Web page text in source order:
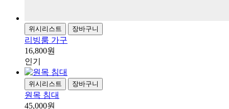
위시리스트 장바구니
리빙룸 가구
16,800원
인기
위시리스트 장바구니
원목 침대
45,000원